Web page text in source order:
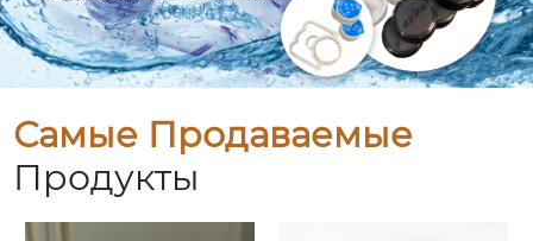
Самые Продаваемые
Продукты